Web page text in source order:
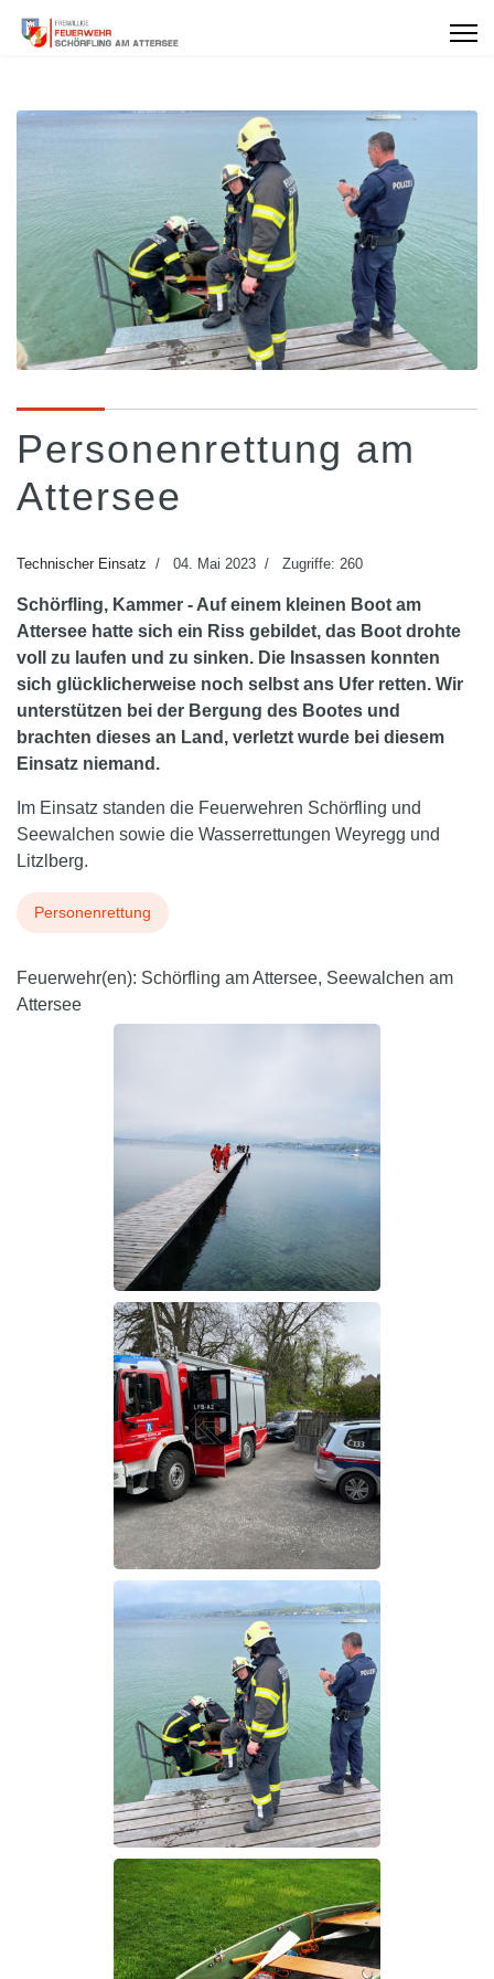
Personenrettung am
Attersee
Technischer Einsatz 04. Mai 2023 Zugriffe: 260
Schörfling, Kammer - Auf einem kleinen Boot am
Attersee hatte sich ein Riss gebildet, das Boot drohte
voll zu laufen und zu sinken. Die Insassen konnten
sich glücklicherweise noch selbst ans Ufer retten. Wir
unterstützen bei der Bergung des Bootes und
brachten dieses an Land, verletzt wurde bei diesem
Einsatz niemand.
Im Einsatz standen die Feuerwehren Schörfling und
Seewalchen sowie die Wasserrettungen Weyregg und
Litzlberg.
Personenrettung
Feuerwehr(en): Schörfling am Attersee, Seewalchen am
Attersee